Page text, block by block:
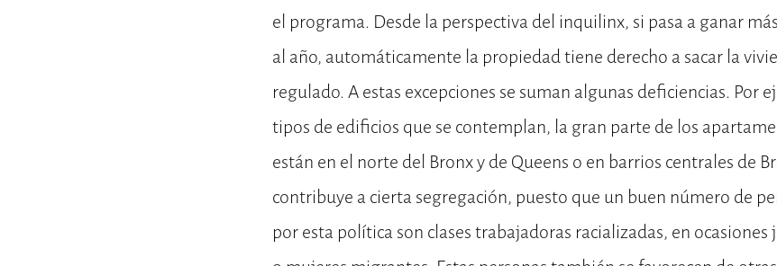
el programa. Desde la perspectiva del inquilinx, si pasa a ganar
al año, automáticamente la propiedad tiene derecho a sacar la
regulado. A estas excepciones se suman algunas deficiencias. Por
tipos de edificios que se contemplan, la gran parte de los
están en el norte del Bronx y de Queens o en barrios centrales de
contribuye a cierta segregación, puesto que un buen número de
por esta política son clases trabajadoras racializadas, en ocasiones